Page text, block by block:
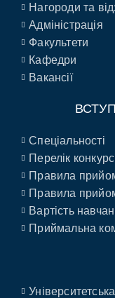
Нагороди та
Адміністрація
Факультети
Кафедри
Вакансії
Спеціальності
Перелік
Правила
Правила
Вартість
Приймальна
Університетська